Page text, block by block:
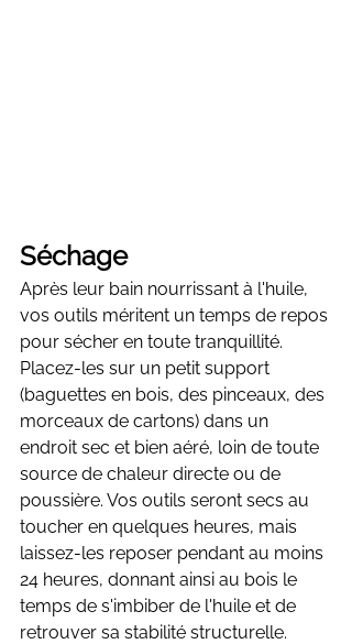
Séchage
Après leur bain nourrissant à l'huile,
vos outils méritent un temps de repos
pour sécher en toute tranquillité.
Placez-les sur un petit support
(baguettes en bois, des pinceaux, des
morceaux de cartons) dans un
endroit sec et bien aéré, loin de toute
source de chaleur directe ou de
poussière. Vos outils seront secs au
toucher en quelques heures, mais
laissez-les reposer pendant au moins
24 heures, donnant ainsi au bois le
temps de s'imbiber de l'huile et de
retrouver sa stabilité structurelle.